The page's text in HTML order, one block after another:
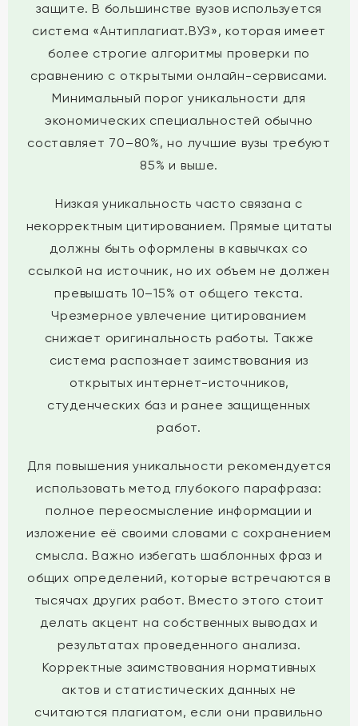
защите. В большинстве вузов используется
система «Антиплагиат.ВУЗ», которая имеет
более строгие алгоритмы проверки по
сравнению с открытыми онлайн-сервисами.
Минимальный порог уникальности для
экономических специальностей обычно
составляет 70–80%, но лучшие вузы требуют
85% и выше.
Низкая уникальность часто связана с
некорректным цитированием. Прямые цитаты
должны быть оформлены в кавычках со
ссылкой на источник, но их объем не должен
превышать 10–15% от общего текста.
Чрезмерное увлечение цитированием
снижает оригинальность работы. Также
система распознает заимствования из
открытых интернет-источников,
студенческих баз и ранее защищенных
работ.
Для повышения уникальности рекомендуется
использовать метод глубокого парафраза:
полное переосмысление информации и
изложение её своими словами с сохранением
смысла. Важно избегать шаблонных фраз и
общих определений, которые встречаются в
тысячах других работ. Вместо этого стоит
делать акцент на собственных выводах и
результатах проведенного анализа.
Корректные заимствования нормативных
актов и статистических данных не
считаются плагиатом, если они правильно